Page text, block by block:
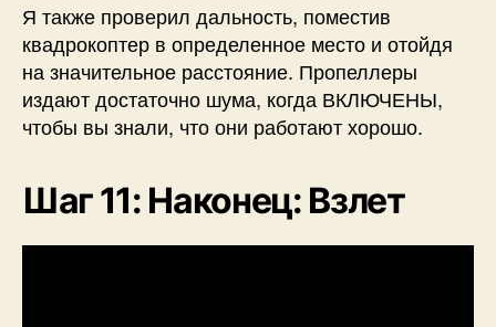
Я также проверил дальность, поместив
квадрокоптер в определенное место и отойдя
на значительное расстояние. Пропеллеры
издают достаточно шума, когда ВКЛЮЧЕНЫ,
чтобы вы знали, что они работают хорошо.
Шаг 11: Наконец: Взлет